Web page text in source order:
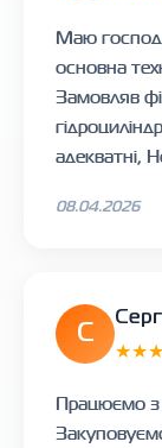
Маю
основна
Замовляв
адекватні,
08.04.2026
С
Працюємо з